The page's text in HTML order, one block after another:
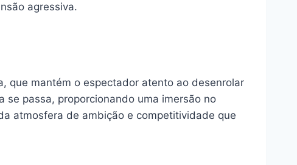
agressiva.
que mantém o espectador atento ao desenrolar
passa, proporcionando uma imersão no
atmosfera de ambição e competitividade que